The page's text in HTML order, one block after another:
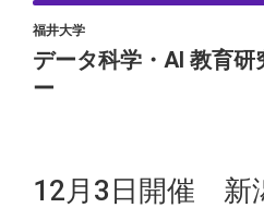
福井大学
データ科学・AI 教育研
ー
12月3日開催 新